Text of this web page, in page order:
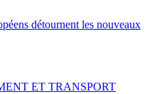
détournent les nouveaux
ET TRANSPORT